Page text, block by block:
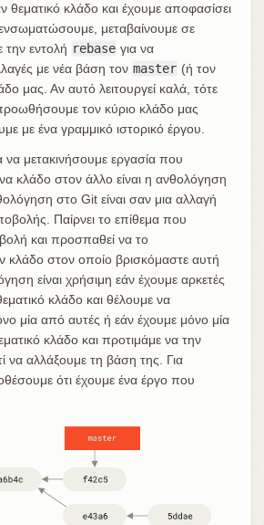
θεματικό κλάδο και έχουμε αποφασίσει
μεταβαίνουμε σε
την εντολή rebase για να
με νέα βάση τον master (ή τον
μας. Αν αυτό λειτουργεί καλά, τότε
τον κύριο κλάδο μας
με ένα γραμμικό ιστορικό έργου.
μετακινήσουμε εργασία που
κλάδο στον άλλο είναι η ανθολόγηση
στο Git είναι σαν μια αλλαγή
Παίρνει το επίθεμα που
και προσπαθεί να το
κλάδο στον οποίο βρισκόμαστε αυτή
είναι χρήσιμη εάν έχουμε αρκετές
κλάδο και θέλουμε να
μία από αυτές ή εάν έχουμε μόνο μία
κλάδο και προτιμάμε να την
να αλλάξουμε τη βάση της. Για
ότι έχουμε ένα έργο που